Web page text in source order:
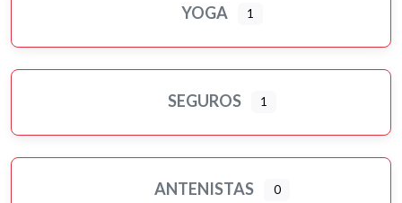
YOGA 1
SEGUROS 1
ANTENISTAS 0